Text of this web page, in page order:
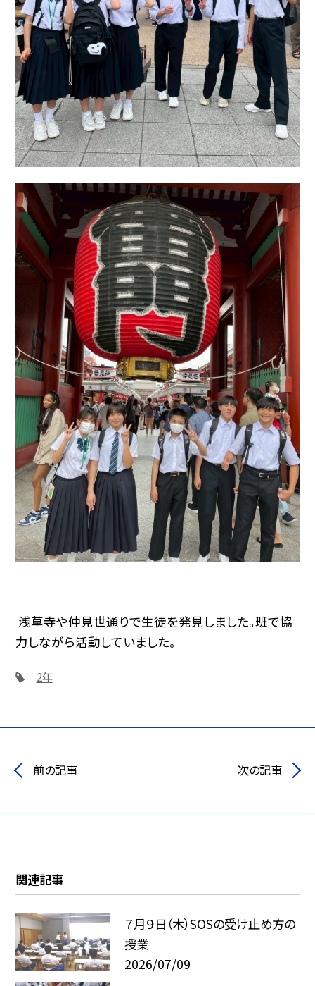
浅草寺や仲見世通りで生徒を発見しました。班で協
力しながら活動していました。
2年
前の記事 次の記事
関連記事
７月９日（木）SOSの受け止め方の
授業
2026/07/09